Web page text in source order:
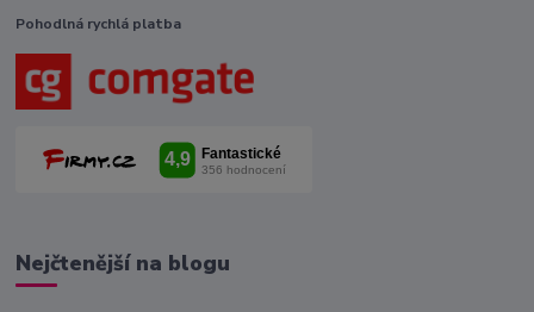
Pohodlná rychlá platba
Nejčtenější na blogu